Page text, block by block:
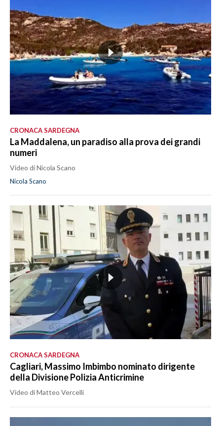
CRONACA SARDEGNA
La Maddalena, un paradiso alla prova dei grandi
numeri
Video di Nicola Scano
Nicola Scano
CRONACA SARDEGNA
Cagliari, Massimo Imbimbo nominato dirigente
della Divisione Polizia Anticrimine
Video di Matteo Vercelli